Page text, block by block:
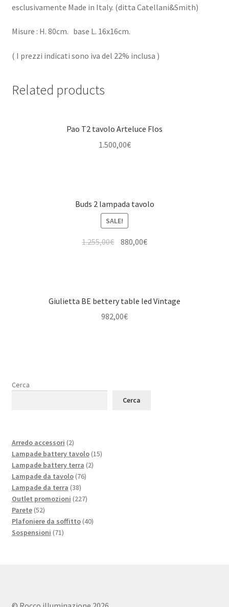
esclusivamente Made in Italy. (ditta Catellani&Smith)
Misure : H. 80cm. base L. 16x16cm.
( I prezzi indicati sono iva del 22% inclusa )
Related products
Pao T2 tavolo Arteluce Flos
1.500,00€
Buds 2 lampada tavolo
SALE!
1.255,00€ 880,00€
Giulietta BE bettery table led Vintage
982,00€
Cerca
Cerca
Arredo accessori 22
products
Lampade battery tavolo 1515
Lampade battery terra 22
Lampade da tavolo 7676
Lampade da terra 3838
products
Outlet promozioni 227227
Parete 5252
products
Plafoniere da soffitto 4040
Sospensioni 7171